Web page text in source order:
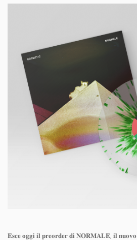
𝐄𝐬𝐜𝐞 𝐨𝐠𝐠𝐢 𝐢𝐥 𝐩𝐫𝐞𝐨𝐫𝐝𝐞𝐫 𝐝𝐢 𝐍𝐎𝐑𝐌𝐀𝐋𝐄, 𝐢𝐥